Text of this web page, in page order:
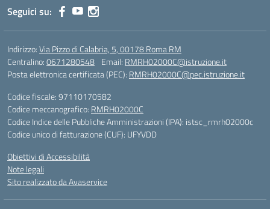
Seguici su:
Indirizzo:Via Pizzo di Calabria, 5, 00178 Roma RM
Centralino:0671280548 Email: RMRH02000C@istruzione.it
Posta elettronica certificata (PEC): RMRH02000C@pec.istruzione.it
Codice fiscale: 97110170582
Codice meccanografico: RMRH02000C
Codice Indice delle Pubbliche Amministrazioni (IPA): istsc_rmrh02000c
Codice unico di fatturazione (CUF): UFYVDD
Obiettivi di Accessibilità
Note legali
Sito realizzato da Avaservice